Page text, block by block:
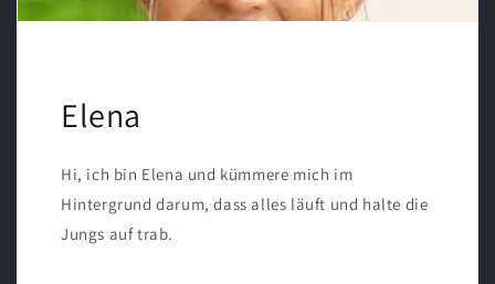
Elena
Hi, ich bin Elena und kümmere mich im
Hintergrund darum, dass alles läuft und halte die
Jungs auf trab.